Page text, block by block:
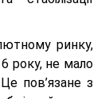
ринку,
року, не мало
пов’язане з